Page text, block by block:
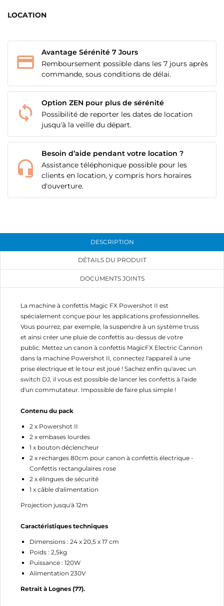
LOCATION
Avantage Sérénité 7 Jours
Remboursement possible dans les 7 jours après
commande, sous conditions de délai.
Option ZEN pour plus de sérénité
Possibilité de reporter les dates de location
jusqu'à la veille du départ.
Besoin d’aide pendant votre location ?
Assistance téléphonique possible pour les
clients en location, y compris hors horaires
d'ouverture.
DESCRIPTION
DÉTAILS DU PRODUIT
DOCUMENTS JOINTS
La machine à confettis Magic FX Powershot II est
spécialement conçue pour les applications professionnelles.
Vous pourrez, par exemple, la suspendre à un système truss
et ainsi créer une pluie de confettis au-dessus de votre
public. Mettez un canon à confettis MagicFX Electric Cannon
dans la machine Powershot II, connectez l'appareil à une
prise électrique et le tour est joué ! Sachez enfin qu'avec un
switch DJ, il vous est possible de lancer les confettis à l'aide
d'un commutateur. Impossible de faire plus simple !
Contenu du pack
2 x Powershot II
2 x embases lourdes
1 x bouton déclencheur
2 x recharges 80cm pour canon à confettis électrique -
Confettis rectangulaires rose
2 x élingues de sécurité
1 x câble d'alimentation
Projection jusqu'à 12m
Caractéristiques techniques
Dimensions : 24 x 20,5 x 17 cm
Poids : 2,5kg
Puissance : 120W
Alimentation 230V
Retrait à Lognes (77).
MES LISTES
CRÉER UNE LISTE D'ENVIES
NOM DE LA LISTE D'ENVIES
Créer une liste d'envies
CONNEXION
Vous devez être connecté pour ajouter des produits
à votre liste d'envies.